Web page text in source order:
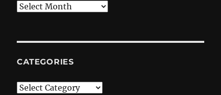
Archives
CATEGORIES
Categories